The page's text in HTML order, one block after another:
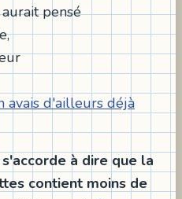
pensé
avais d'ailleurs déjà
à dire que la
contient moins de